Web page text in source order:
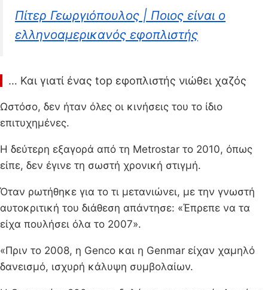
Πίτερ Γεωργιόπουλος | Ποιος είναι ο
ελληνοαμερικανός εφοπλιστής
… Και γιατί ένας top εφοπλιστής νιώθει χαζός
Ωστόσο, δεν ήταν όλες οι κινήσεις του το ίδιο
επιτυχημένες.
Η δεύτερη εξαγορά από τη Metrostar το 2010, όπως
είπε, δεν έγινε τη σωστή χρονική στιγμή.
Όταν ρωτήθηκε για το τι μετανιώνει, με την γνωστή
αυτοκριτική του διάθεση απάντησε: «Έπρεπε να τα
είχα πουλήσει όλα το 2007».
«Πριν το 2008, η Genco και η Genmar είχαν χαμηλό
δανεισμό, ισχυρή κάλυψη συμβολαίων.